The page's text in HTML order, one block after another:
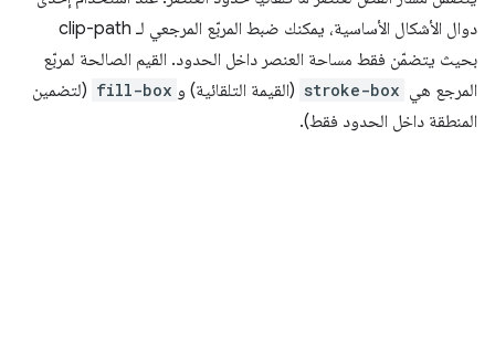
دوال الأشكال الأساسية، يمكنك ضبط المربّع المرجعي لـ clip-path
بحيث يتضمّن فقط مساحة العنصر داخل الحدود. القيم الصالحة لمربّع
المرجع هي stroke-box (القيمة التلقائية) و fill-box (لتضمين
المنطقة داخل الحدود فقط).